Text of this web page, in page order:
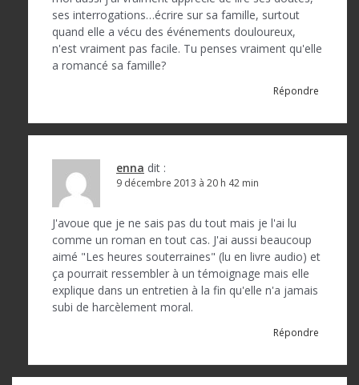
ses interrogations…écrire sur sa famille, surtout
quand elle a vécu des événements douloureux,
n'est vraiment pas facile. Tu penses vraiment qu'elle
a romancé sa famille?
Répondre
enna dit :
9 décembre 2013 à 20 h 42 min
J'avoue que je ne sais pas du tout mais je l'ai lu
comme un roman en tout cas. J'ai aussi beaucoup
aimé "Les heures souterraines" (lu en livre audio) et
ça pourrait ressembler à un témoignage mais elle
explique dans un entretien à la fin qu'elle n'a jamais
subi de harcèlement moral.
Répondre